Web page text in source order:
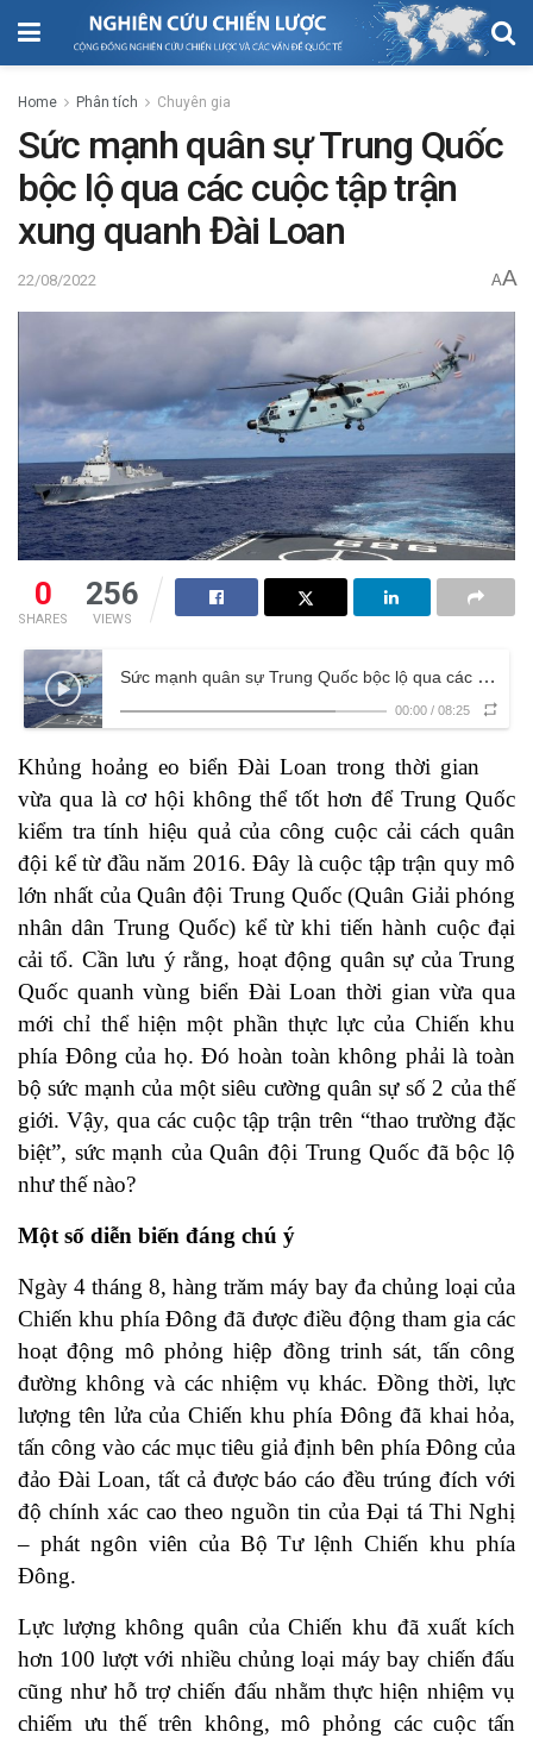
Home Phân tích Chuyên gia
Sức mạnh quân sự Trung Quốc
bộc lộ qua các cuộc tập trận
xung quanh Đài Loan
22/08/2022 AA
0
SHARES
256
VIEWS
Sức mạnh quân sự Trung Quốc bộc lộ qua các cuộc tập trận xung quanh Đài Loan
00:00 / 08:25
Khủng hoảng eo biển Đài Loan trong thời gian
vừa qua là cơ hội không thể tốt hơn để Trung Quốc
kiểm tra tính hiệu quả của công cuộc cải cách quân
đội kể từ đầu năm 2016. Đây là cuộc tập trận quy mô
lớn nhất của Quân đội Trung Quốc (Quân Giải phóng
nhân dân Trung Quốc) kể từ khi tiến hành cuộc đại
cải tổ. Cần lưu ý rằng, hoạt động quân sự của Trung
Quốc quanh vùng biển Đài Loan thời gian vừa qua
mới chỉ thể hiện một phần thực lực của Chiến khu
phía Đông của họ. Đó hoàn toàn không phải là toàn
bộ sức mạnh của một siêu cường quân sự số 2 của thế
giới. Vậy, qua các cuộc tập trận trên “thao trường đặc
biệt”, sức mạnh của Quân đội Trung Quốc đã bộc lộ
như thế nào?
Một số diễn biến đáng chú ý
Ngày 4 tháng 8, hàng trăm máy bay đa chủng loại của
Chiến khu phía Đông đã được điều động tham gia các
hoạt động mô phỏng hiệp đồng trinh sát, tấn công
đường không và các nhiệm vụ khác. Đồng thời, lực
lượng tên lửa của Chiến khu phía Đông đã khai hỏa,
tấn công vào các mục tiêu giả định bên phía Đông của
đảo Đài Loan, tất cả được báo cáo đều trúng đích với
độ chính xác cao theo nguồn tin của Đại tá Thi Nghị
– phát ngôn viên của Bộ Tư lệnh Chiến khu phía
Đông.
Lực lượng không quân của Chiến khu đã xuất kích
hơn 100 lượt với nhiều chủng loại máy bay chiến đấu
cũng như hỗ trợ chiến đấu nhằm thực hiện nhiệm vụ
chiếm ưu thế trên không, mô phỏng các cuộc tấn